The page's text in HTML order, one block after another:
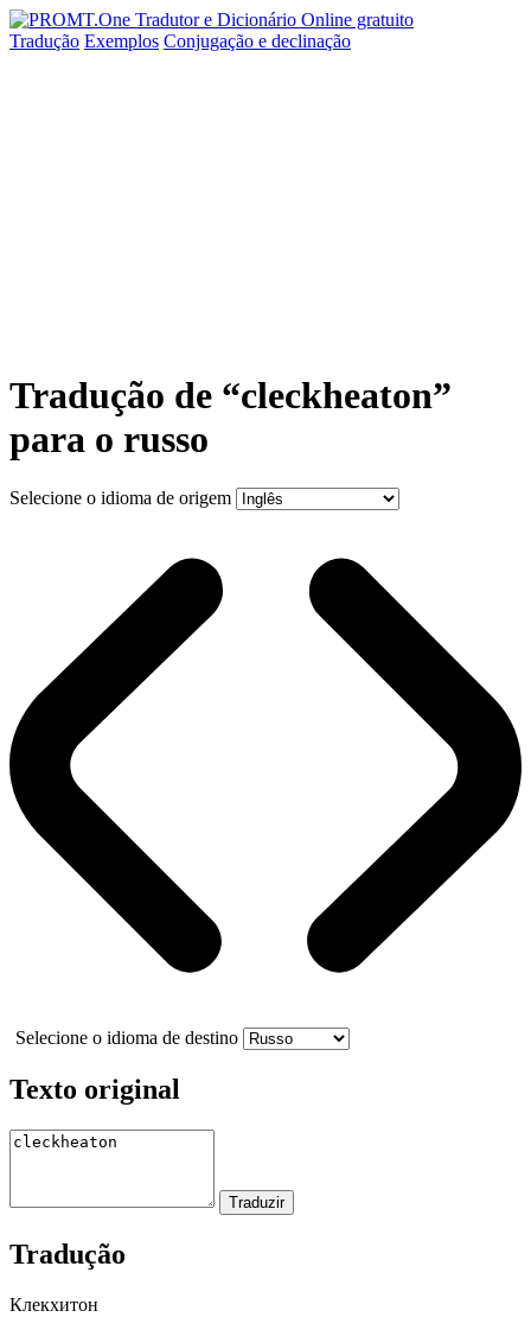
Tradução Exemplos Conjugação e declinação
Tradução de “cleckheaton”
para o russo
Selecione o idioma de origem
Selecione o idioma de destino
Texto original
Tradução
Клекхитон